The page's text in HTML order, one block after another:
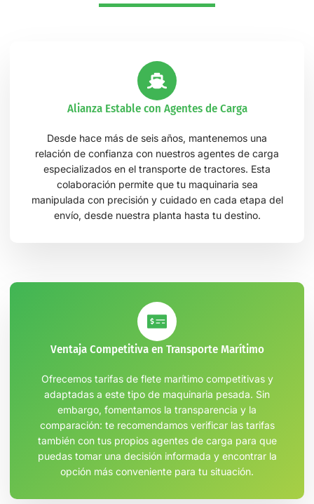
Alianza Estable con Agentes de Carga
Desde hace más de seis años, mantenemos una
relación de confianza con nuestros agentes de carga
especializados en el transporte de tractores. Esta
colaboración permite que tu maquinaria sea
manipulada con precisión y cuidado en cada etapa del
envío, desde nuestra planta hasta tu destino.
Ventaja Competitiva en Transporte Marítimo
Ofrecemos tarifas de flete marítimo competitivas y
adaptadas a este tipo de maquinaria pesada. Sin
embargo, fomentamos la transparencia y la
comparación: te recomendamos verificar las tarifas
también con tus propios agentes de carga para que
puedas tomar una decisión informada y encontrar la
opción más conveniente para tu situación.